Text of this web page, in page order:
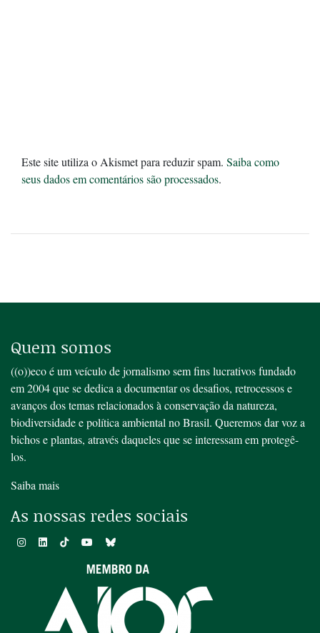
Este site utiliza o Akismet para reduzir spam. Saiba como
seus dados em comentários são processados.
Quem somos
((o))eco é um veículo de jornalismo sem fins lucrativos fundado
em 2004 que se dedica a documentar os desafios, retrocessos e
avanços dos temas relacionados à conservação da natureza,
biodiversidade e política ambiental no Brasil. Queremos dar voz a
bichos e plantas, através daqueles que se interessam em protegê-
los.
Saiba mais
As nossas redes sociais